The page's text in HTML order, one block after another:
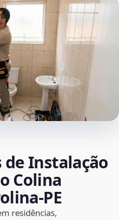
de Instalação
Colina
residências,